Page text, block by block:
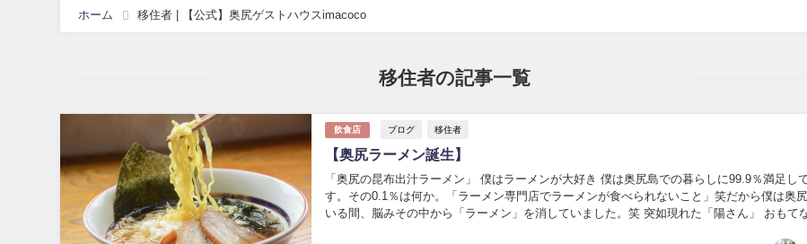
ホーム 移住者 | 【公式】奥尻ゲストハウスimacoco
移住者の記事一覧
飲食店 ブログ 移住者
【奥尻ラーメン誕生】
「奥尻の昆布出汁ラーメン」 僕はラーメンが大好き 僕は奥尻島での暮らしに99.9％満足し
す。その0.1％は何か。「ラーメン専門店でラーメンが食べられないこと」笑だから僕は奥
いる間、脳みその中から「ラーメン」を消していました。笑 突如現れた「陽さん」 おもて